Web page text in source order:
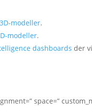
modeller.
modeller.
dashboards der
space=”